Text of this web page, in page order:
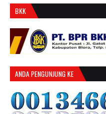
BKK
ANDA PENGUNJUNG KE